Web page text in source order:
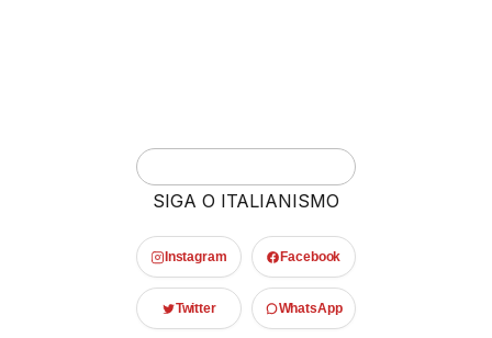
SIGA O ITALIANISMO
Instagram Facebook
Twitter WhatsApp